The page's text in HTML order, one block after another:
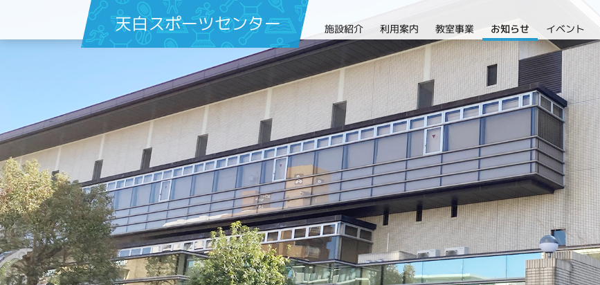
天白スポーツセンター 施設紹介 利用案内 教室事業 お知らせ イベント